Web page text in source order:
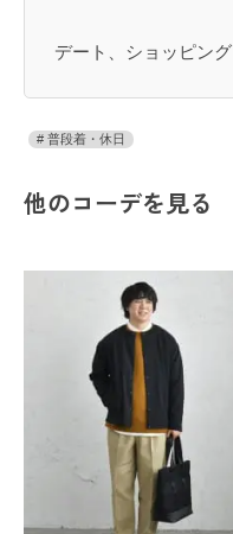
デート、ショッピング
普段着・休日
他のコーデを見る